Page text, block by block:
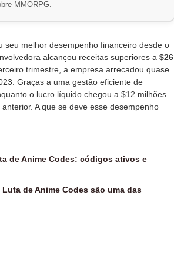
MMORPG.
seu melhor desempenho financeiro desde o
alcançou receitas superiores a $26
trimestre, a empresa arrecadou quase
Graças a uma gestão eficiente de
o lucro líquido chegou a $12 milhões
A que se deve esse desempenho
de Anime Codes: códigos ativos e
de Anime Codes são uma das